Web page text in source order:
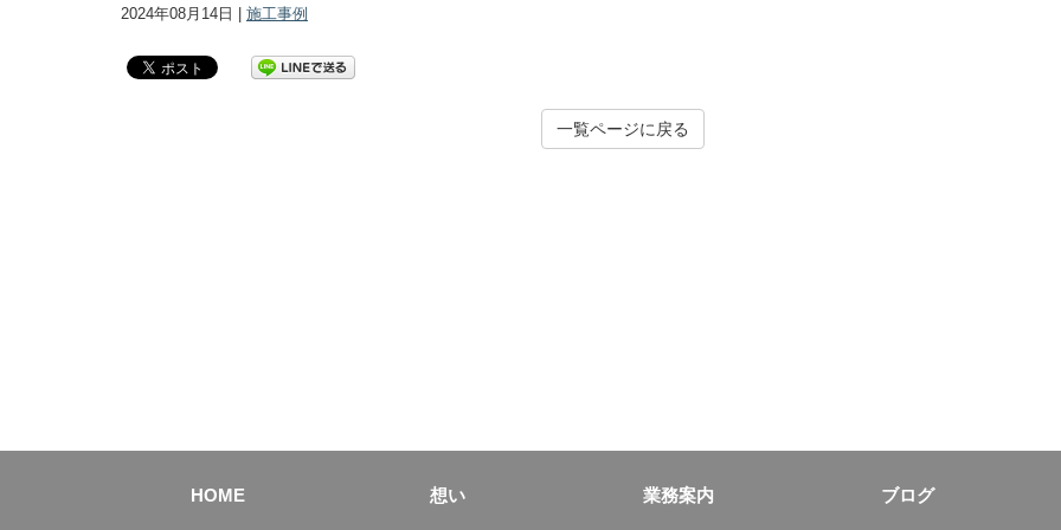
2024年08月14日 | 施工事例
一覧ページに戻る
HOME 想い 業務案内 ブログ